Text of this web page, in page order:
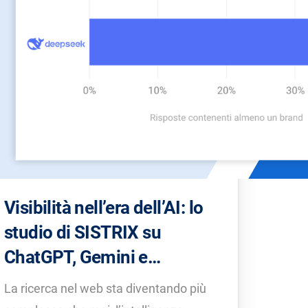
Visibilità nell’era dell’AI: lo
studio di SISTRIX su
ChatGPT, Gemini e
Deepseek
La ricerca nel web sta diventando più